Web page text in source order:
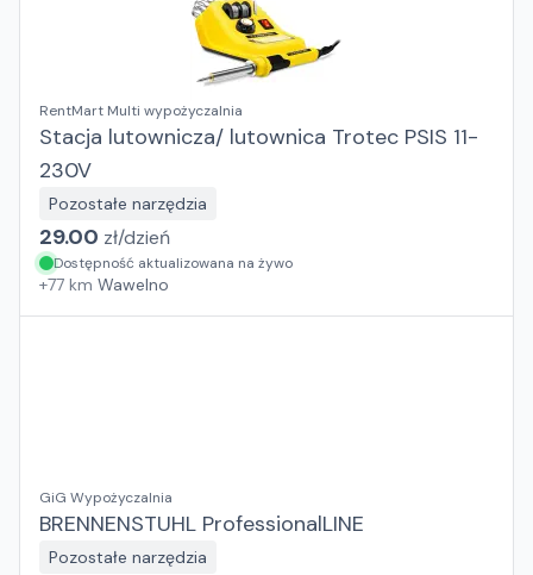
RentMart Multi wypożyczalnia
Stacja lutownicza/ lutownica Trotec PSIS 11-
230V
Pozostałe narzędzia
29.00 zł/dzień
Dostępność aktualizowana na żywo
+77 km Wawelno
GiG Wypożyczalnia
BRENNENSTUHL ProfessionalLINE
Pozostałe narzędzia